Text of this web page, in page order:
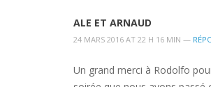
ALE ET ARNAUD
24 MARS 2016 AT 22 H 16 MIN —
Un grand merci à Rodolfo